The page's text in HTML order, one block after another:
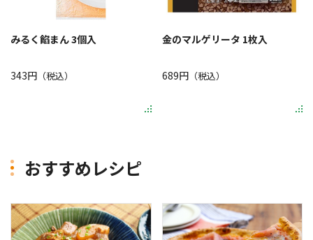
みるく餡まん 3個入
343円 （税込）
金のマルゲリータ 1枚入
689円（税込）
おすすめレシピ